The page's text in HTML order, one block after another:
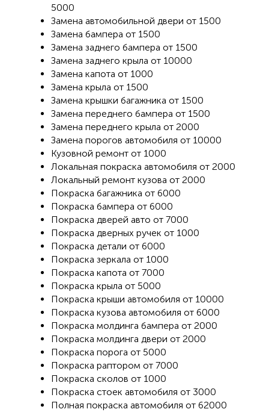
5000
Замена автомобильной двери от 1500
Замена бампера от 1500
Замена заднего бампера от 1500
Замена заднего крыла от 10000
Замена капота от 1000
Замена крыла от 1500
Замена крышки багажника от 1500
Замена переднего бампера от 1500
Замена переднего крыла от 2000
Замена порогов автомобиля от 10000
Кузовной ремонт от 1000
Локальная покраска автомобиля от 2000
Локальный ремонт кузова от 2000
Покраска багажника от 6000
Покраска бампера от 6000
Покраска дверей авто от 7000
Покраска дверных ручек от 1000
Покраска детали от 6000
Покраска зеркала от 1000
Покраска капота от 7000
Покраска крыла от 5000
Покраска крыши автомобиля от 10000
Покраска кузова автомобиля от 6000
Покраска молдинга бампера от 2000
Покраска молдинга двери от 2000
Покраска порога от 5000
Покраска раптором от 7000
Покраска сколов от 1000
Покраска стоек автомобиля от 3000
Полная покраска автомобиля от 62000